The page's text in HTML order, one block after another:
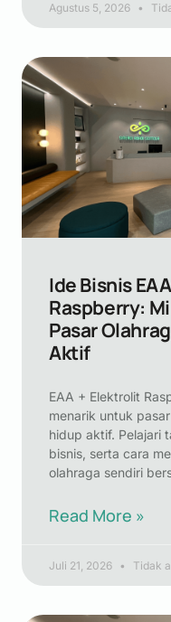
Agustus 5, 2026
Ide Bisnis
Raspberry:
Pasar
Aktif
EAA + Elektrolit
menarik untuk
hidup aktif. Pelajari
bisnis, serta cara
olahraga sendiri
Read More »
Juli 21, 2026 Tidak